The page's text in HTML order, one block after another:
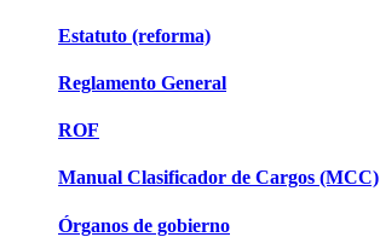
Estatuto (reforma)
Reglamento General
ROF
Manual Clasificador de Cargos (MCC)
Órganos de gobierno